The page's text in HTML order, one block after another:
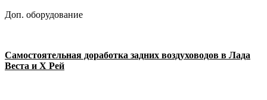
Доп. оборудование
Самостоятельная доработка задних воздуховодов в Лада
Веста и Х Рей